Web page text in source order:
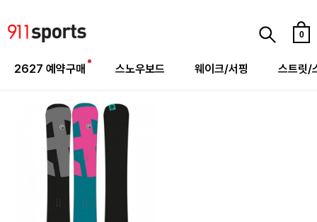
0
2627 예약구매 스노우보드 웨이크/서핑 스트릿/